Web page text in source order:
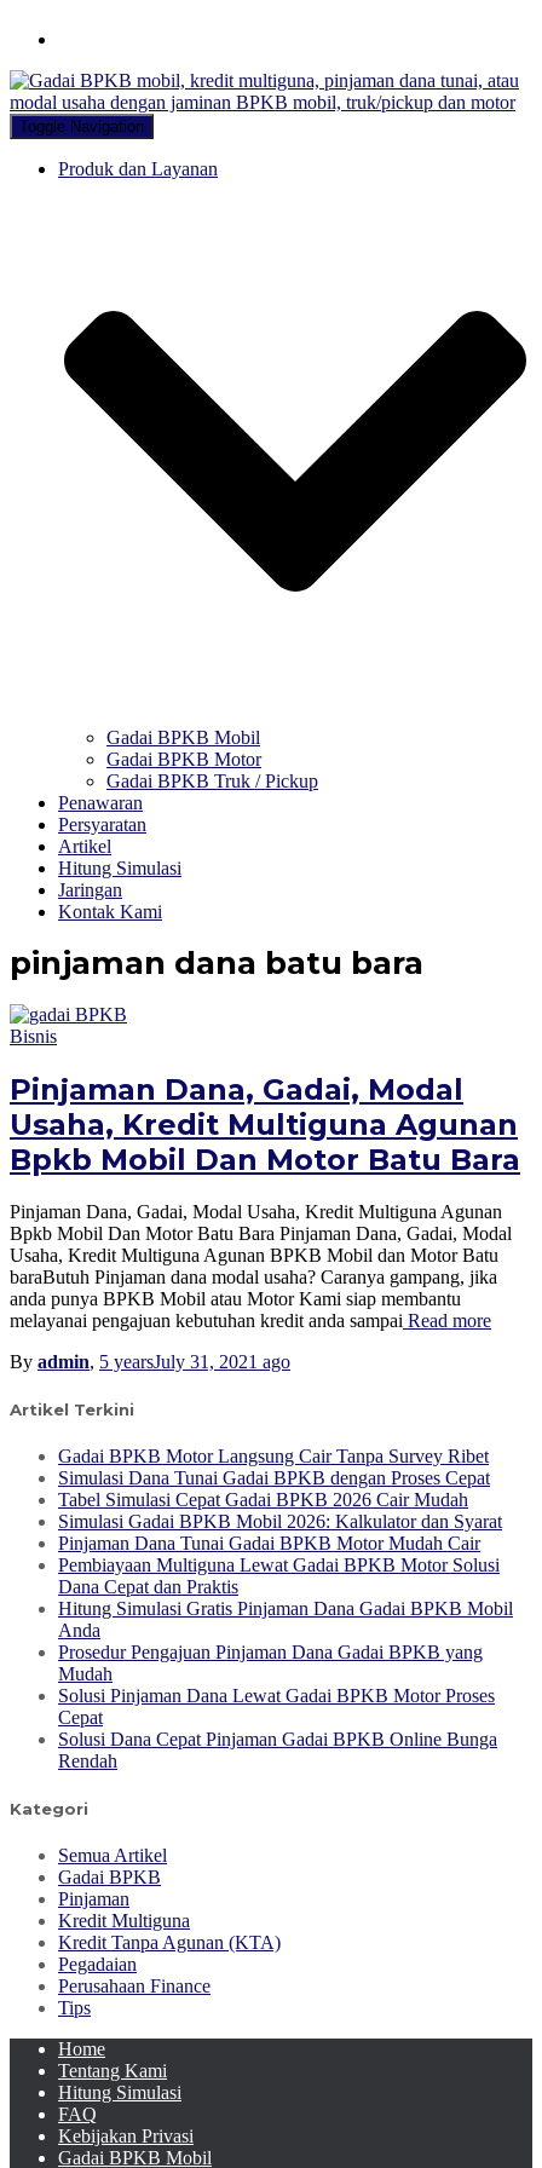
Toggle Navigation
Produk dan Layanan
Gadai BPKB Mobil
Gadai BPKB Motor
Gadai BPKB Truk / Pickup
Penawaran
Persyaratan
Artikel
Hitung Simulasi
Jaringan
Kontak Kami
pinjaman dana batu bara
Bisnis
Pinjaman Dana, Gadai, Modal
Usaha, Kredit Multiguna Agunan
Bpkb Mobil Dan Motor Batu Bara
Pinjaman Dana, Gadai, Modal Usaha, Kredit Multiguna Agunan
Bpkb Mobil Dan Motor Batu Bara Pinjaman Dana, Gadai, Modal
Usaha, Kredit Multiguna Agunan BPKB Mobil dan Motor Batu
baraButuh Pinjaman dana modal usaha? Caranya gampang, jika
anda punya BPKB Mobil atau Motor Kami siap membantu
melayanai pengajuan kebutuhan kredit anda sampai Read more
By admin, 5 yearsJuly 31, 2021 ago
Artikel Terkini
Gadai BPKB Motor Langsung Cair Tanpa Survey Ribet
Simulasi Dana Tunai Gadai BPKB dengan Proses Cepat
Tabel Simulasi Cepat Gadai BPKB 2026 Cair Mudah
Simulasi Gadai BPKB Mobil 2026: Kalkulator dan Syarat
Pinjaman Dana Tunai Gadai BPKB Motor Mudah Cair
Pembiayaan Multiguna Lewat Gadai BPKB Motor Solusi
Dana Cepat dan Praktis
Hitung Simulasi Gratis Pinjaman Dana Gadai BPKB Mobil
Anda
Prosedur Pengajuan Pinjaman Dana Gadai BPKB yang
Mudah
Solusi Pinjaman Dana Lewat Gadai BPKB Motor Proses
Cepat
Solusi Dana Cepat Pinjaman Gadai BPKB Online Bunga
Rendah
Kategori
Semua Artikel
Gadai BPKB
Pinjaman
Kredit Multiguna
Kredit Tanpa Agunan (KTA)
Pegadaian
Perusahaan Finance
Tips
Home
Tentang Kami
Hitung Simulasi
FAQ
Kebijakan Privasi
Gadai BPKB Mobil